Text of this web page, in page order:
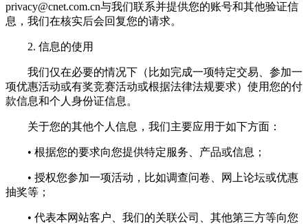
privacy@cnet.com.cn与我们联系并提供您的账号和其他验证信
息，我们在核实后会回复您的请求。
2. 信息的使用
我们仅在必要的情况下（比如完成一项特定交易、参加一
项优惠活动或有奖竞赛活动或根据法律法规要求）使用您的付
款信息和个人身份证信息。
关于您的其他个人信息，我们主要应用于如下方面：
• 根据您的要求向您提供特定服务、产品或信息；
• 授权您参加一项活动，比如调查问卷、网上论坛或优惠
抽奖等；
• 代表本网站客户、我们的关联公司、其他第三方等向您